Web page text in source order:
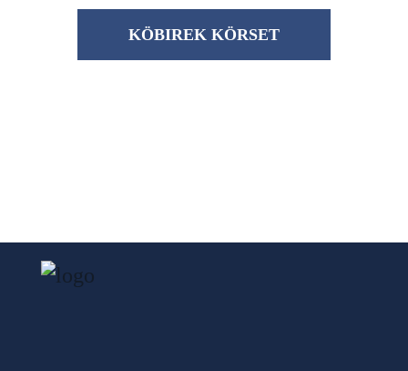
KÖBІREK KÖRSET